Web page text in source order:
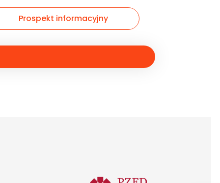
Prospekt informacyjny